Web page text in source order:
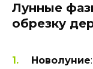
Лунные
обрезку
Новолуние